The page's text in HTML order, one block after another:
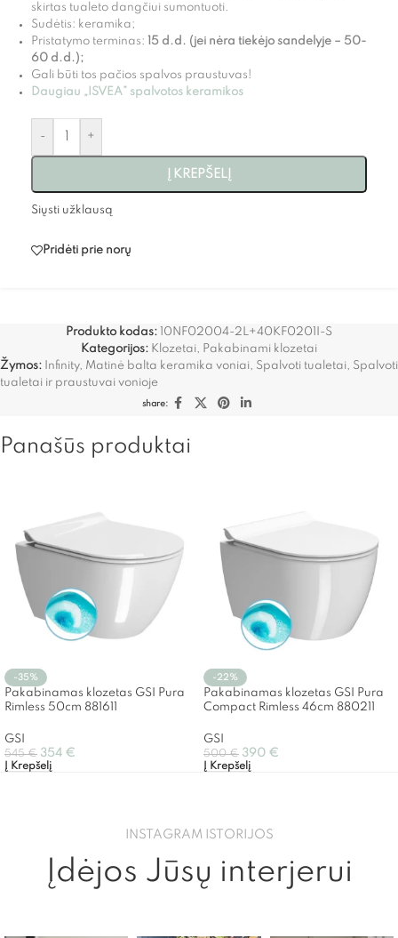
skirtas tualeto dangčiui sumontuoti.
Sudėtis: keramika;
Pristatymo terminas:
15 d.d. (jei nėra tiekėjo sandelyje – 50-
60 d.d.);
Gali būti tos pačios spalvos praustuvas!
Daugiau „ISVEA” spalvotos keramikos
- +
Į KREPŠELĮ
Siųsti užklausą
Pridėti prie norų
Produkto kodas:
10NF02004-2L+40KF0201I-S
Kategorijos: Klozetai, Pakabinami klozetai
Žymos:
Infinity, Matinė balta keramika voniai, Spalvoti tualetai, Spalvoti
tualetai ir praustuvai vonioje
share:
Panašūs produktai
-35%
Pakabinamas klozetas GSI Pura
Rimless 50cm 881611
GSI
545€ 354 €
Į Krepšelį
-22%
Pakabinamas klozetas GSI Pura
Compact Rimless 46cm 880211
GSI
500€ 390 €
Į Krepšelį
INSTAGRAM ISTORIJOS
Įdėjos Jūsų interjerui